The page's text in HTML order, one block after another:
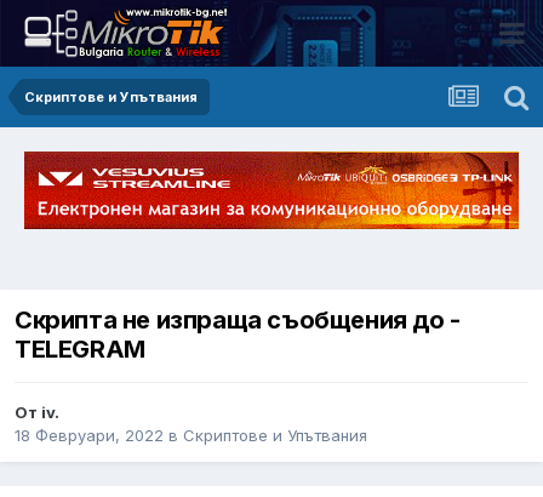
Скриптове и Упътвания
Скрипта не изпраща съобщения до -
TELEGRAM
От iv.
18 Февруари, 2022 в Скриптове и Упътвания